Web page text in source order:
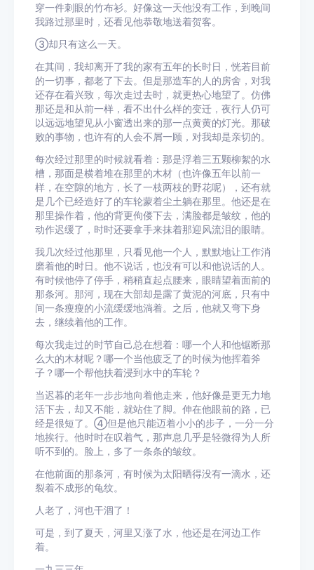
穿一件刺眼的竹布衫。好像这一天他没有工作，到晚间
我路过那里时，还看见他恭敬地送着贺客。
③却只有这么一天。
在其间，我却离开了我的家有五年的长时日，恍若目前
的一切事，都老了下去。但是那造车的人的房舍，对我
还存在着兴致，每次走过去时，就更热心地望了。仿佛
那还是和从前一样，看不出什么样的变迁，夜行人仍可
以远远地望见从小窗透出来的那一点黄黄的灯光。那破
败的事物，也许有的人会不屑一顾，对我却是亲切的。
每次经过那里的时候就看着：那是浮着三五颗柳絮的水
槽，那面是横着堆在那里的木材（也许像五年以前一
样，在空隙的地方，长了一枝两枝的野花呢），还有就
是几个已经造好了的车轮蒙着尘土躺在那里。他还是在
那里操作着，他的背更佝偻下去，满脸都是皱纹，他的
动作迟缓了，时时还要拿手来抹着那迎风流泪的眼睛。
我几次经过他那里，只看见他一个人，默默地让工作消
磨着他的时日。他不说话，也没有可以和他说话的人。
有时候他停了停手，稍稍直起点腰来，眼睛望着面前的
那条河。那河，现在大部却是露了黄泥的河底，只有中
间一条瘦瘦的小流缓缓地淌着。之后，他就又弯下身
去，继续着他的工作。
每次我走过的时节自己总在想着：哪一个人和他锯断那
么大的木材呢？哪一个当他疲乏了的时候为他挥着斧
子？哪一个帮他扶着浸到水中的车轮？
当迟暮的老年一步步地向着他走来，他好像是更无力地
活下去，却又不能，就站住了脚。伸在他眼前的路，已
经是很短了。④但是他只能迈着小小的步子，一分一分
地挨行。他时时在叹着气，那声息几乎是轻微得为人所
听不到的。脸上，多了一条条的皱纹。
在他前面的那条河，有时候为太阳晒得没有一滴水，还
裂着不成形的龟纹。
人老了，河也干涸了！
可是，到了夏天，河里又涨了水，他还是在河边工作
着。